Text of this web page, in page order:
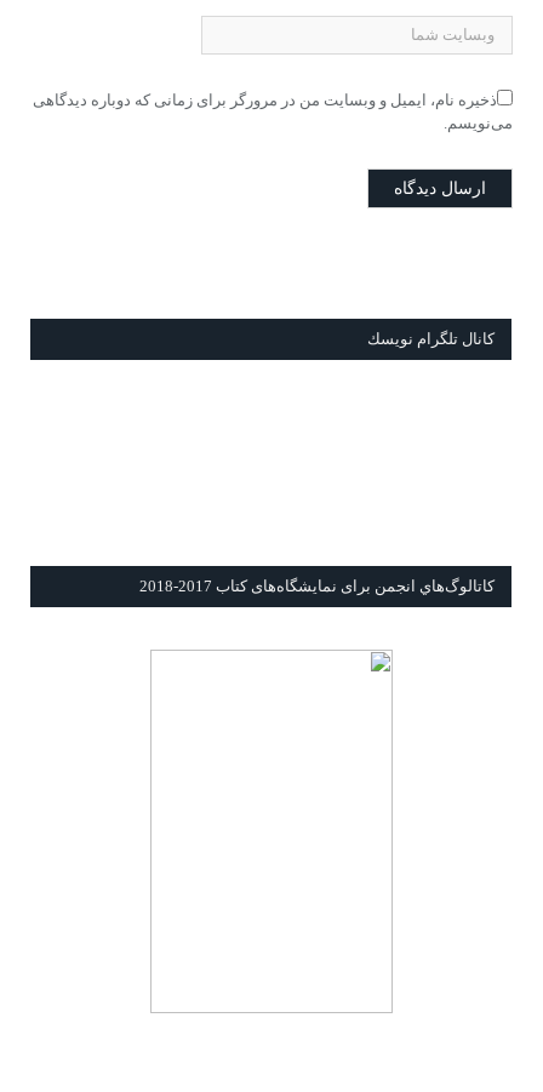
ذخیره نام، ایمیل و وبسایت من در مرورگر برای زمانی که دوباره دیدگاهی
می‌نویسم.
كانال تلگرام نويسك
كاتالوگ‌هاي انجمن برای نمايشگاه‌های كتاب 2017-2018